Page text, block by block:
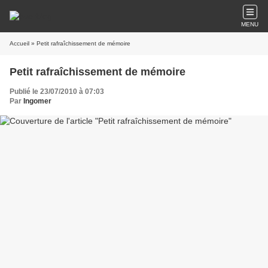
MENU
Accueil » Petit rafraîchissement de mémoire
Petit rafraîchissement de mémoire
Publié le 23/07/2010 à 07:03
Par Ingomer